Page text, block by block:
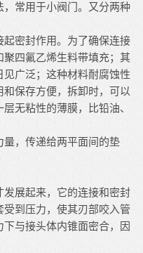
常用于小阀门。又分两种
密封作用。为了确保连接
四氟乙烯生料带填充；其
广泛；这种材料耐腐蚀性
保存方便，拆卸时，可以
无粘性的薄膜，比铅油、
，传递给两平面间的垫
展起来，它的连接和密封
到压力，使其刃部咬入管
与接头体内锥面密合，因